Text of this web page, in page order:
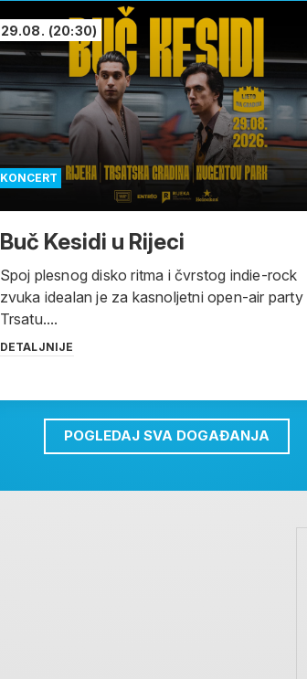
KONCERT
29.08. (20:30)
Buč Kesidi u Rijeci
Spoj plesnog disko ritma i čvrstog indie-rock
zvuka idealan je za kasnoljetni open-air party
Trsatu....
DETALJNIJE
POGLEDAJ SVA DOGAĐANJA